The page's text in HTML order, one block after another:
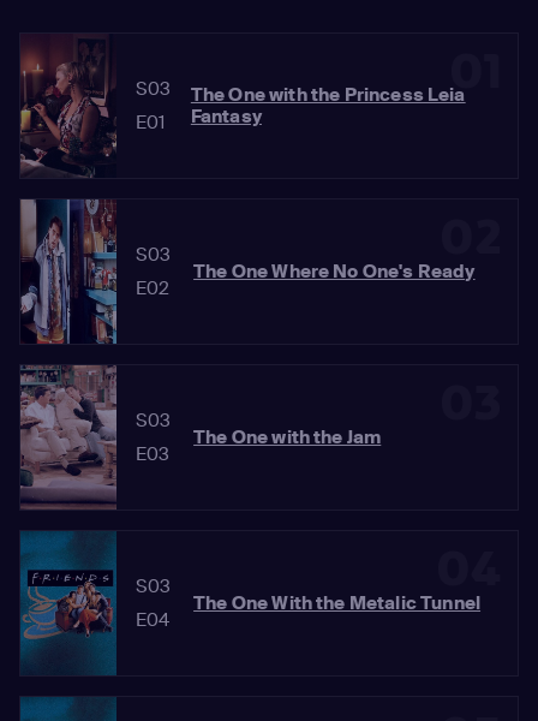
01
S03
E01
The One with the Princess Leia
Fantasy
S03
E02
The One Where No One's Ready
S03
E03
The One with the Jam
S03
E04
The One With the Metalic Tunnel